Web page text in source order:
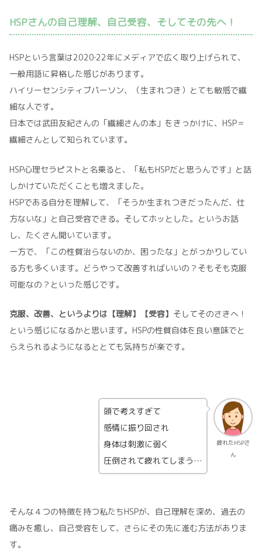
HSPさんの自己理解、自己受容、そしてその先へ！
HSPという言葉は2020‐22年にメディアで広く取り上げられて、
一般用語に昇格した感じがあります。
ハイリーセンシティブパーソン、（生まれつき）とても敏感で繊
細な人です。
日本では武田友紀さんの「繊細さんの本」をきっかけに、HSP＝
繊細さんとして知られています。
HSP心理セラピストと名乗ると、「私もHSPだと思うんです」と話
しかけていただくことも増えました。
HSPである自分を理解して、「そうか生まれつきだったんだ、仕
方ないな」と自己受容できる。そしてホッとした。というお話
し、たくさん聞いています。
一方で、「この性質治らないのか、困ったな」とがっかりしてい
る方も多くいます。どうやって改善すればいいの？そもそも克服
可能なの？といった感じです。
克服、改善、というよりは【理解】【受容】 そしてそのさきへ！
という感じになるかと思います。HSPの性質自体を良い意味でと
らえられるようになるととても気持ちが楽です。
疲れたHSPさ
ん
頭で考えすぎて
感情に振り回され
身体は刺激に弱く
圧倒されて疲れてしまう…
そんな４つの特徴を持つ私たちHSPが、自己理解を深め、過去の
痛みを癒し、自己受容をして、さらにその先に進む方法がありま
す。